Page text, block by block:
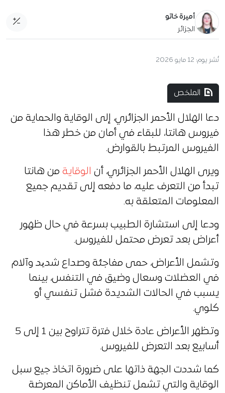
أميرة خاتو
الجزائر
نُشر يوم: 12 مايو 2026
الملخص
دعا الهلال الأحمر الجزائري، إلى الوقاية والحماية من
فيروس هانتا، للبقاء في أمان من خطر هذا
الفيروس المرتبط بالقوارض.
ويرى الهلال الأحمر الجزائري، أن الوقاية من هانتا
تبدأ من التعرف عليه، ما دفعه إلى تقديم جميع
المعلومات المتعلقة به.
ودعا إلى استشارة الطبيب بسرعة في حال ظهور
أعراض بعد تعرض محتمل للفيروس.
وتشمل الأعراض، حمى مفاجئة وصداع شدید وآلام
في العضلات وسعال وضيق في التنفس، بينما
يسبب في الحالات الشديدة فشل تنفسي أو
كلوي.
وتظهر الأعراض عادة خلال فترة تتراوح بين 1 إلى 5
أسابيع بعد التعرض للفيروس.
كما شددت الجهة ذاتها على ضرورة اتخاذ جيع سبل
الوقاية والتي تشمل تنظيف الأماكن المعرضة